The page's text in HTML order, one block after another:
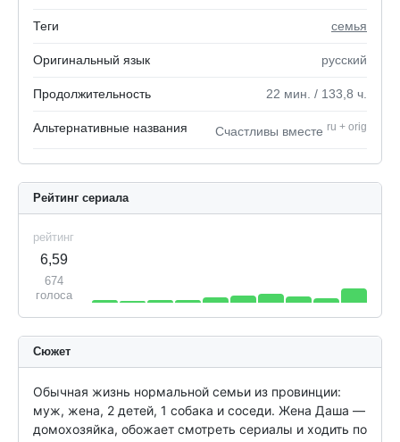
Теги семья
Оригинальный язык русский
Продолжительность 22 мин. / 133,8 ч.
Альтернативные названия Счастливы вместе ru + orig
Рейтинг сериала
рейтинг
6,59
674
голоса
Сюжет
Обычная жизнь нормальной семьи из провинции:
муж, жена, 2 детей, 1 собака и соседи. Жена Даша —
домохозяйка, обожает смотреть сериалы и ходить по